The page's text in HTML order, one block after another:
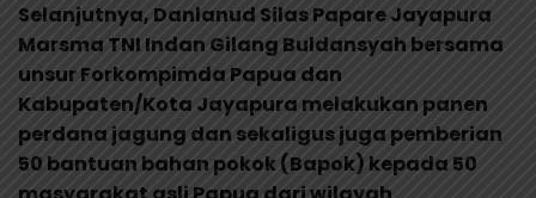
Selanjutnya, Danlanud Silas Papare Jayapura
Marsma TNI Indan Gilang Buldansyah bersama
unsur Forkompimda Papua dan
Kabupaten/Kota Jayapura melakukan panen
perdana jagung dan sekaligus juga pemberian
50 bantuan bahan pokok (Bapok) kepada 50